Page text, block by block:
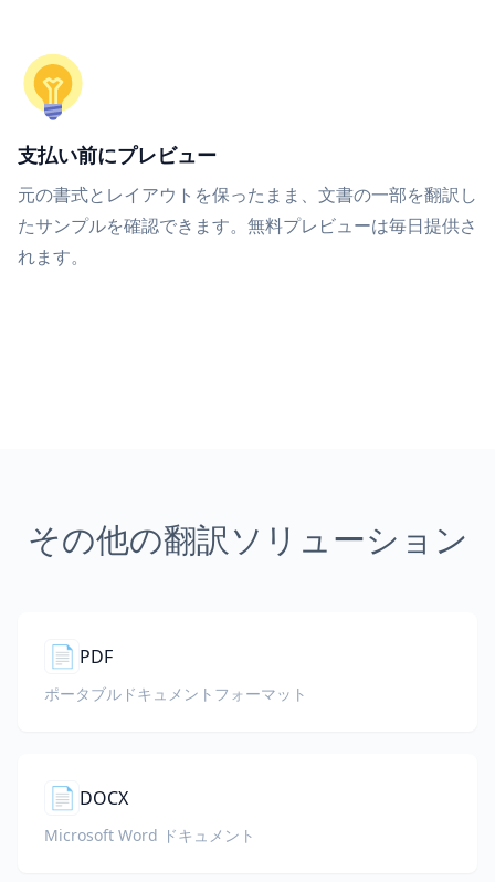
支払い前にプレビュー
元の書式とレイアウトを保ったまま、文書の一部を翻訳し
たサンプルを確認できます。無料プレビューは毎日提供さ
れます。
その他の翻訳ソリューション
📄 PDF
ポータブルドキュメントフォーマット
📄 DOCX
Microsoft Word ドキュメント